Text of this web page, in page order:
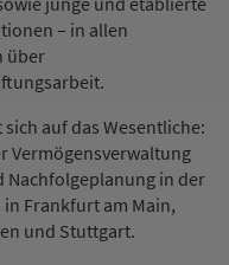
– in allen
über
auf das Wesentliche:
Vermögensverwaltung
Nachfolgeplanung in der
Frankfurt am Main,
und Stuttgart.